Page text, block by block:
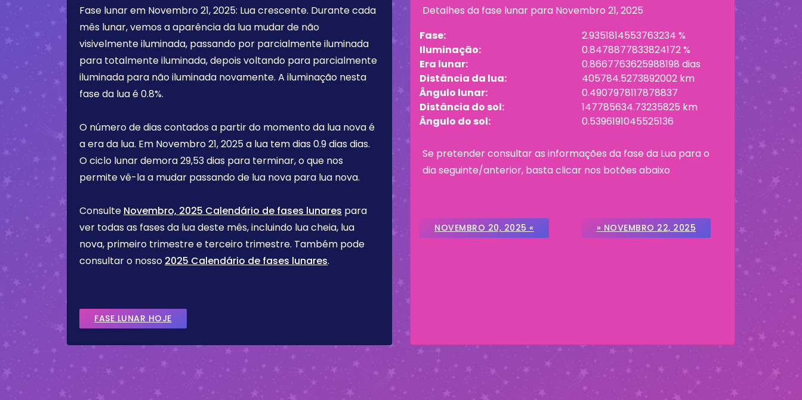
Fase lunar em Novembro 21, 2025: Lua crescente. Durante cada
mês lunar, vemos a aparência da lua mudar de não
visivelmente iluminada, passando por parcialmente iluminada
para totalmente iluminada, depois voltando para parcialmente
iluminada para não iluminada novamente. A iluminação nesta
fase da lua é0.8%.
O número de dias contados a partir do momento da lua nova é
a era da lua. Em Novembro 21, 2025a lua tem dias 0.9 dias dias.
O ciclo lunar demora 29,53 dias para terminar, o que nos
permite vê-la a mudar passando de lua nova para lua nova.
Consulte Novembro, 2025 Calendário de fases lunares para
ver todas as fases da lua deste mês, incluindo lua cheia, lua
nova, primeiro trimestre e terceiro trimestre. Também pode
consultar o nosso 2025 Calendário de fases lunares.
FASE LUNAR HOJE
Detalhes da fase lunar para Novembro 21, 2025
Fase:
2.9351814553763234 %
Iluminação:
0.8478877833824172 %
Era lunar:
0.8667763625988198 dias
Distância da lua:
405784.5273892002 km
Ângulo lunar:
0.4907978117878837
Distância do sol:
147785634.73235825 km
Ângulo do sol:
0.5396191045525136
Se pretender consultar as informações da fase da Lua para o
dia seguinte/anterior, basta clicar nos botões abaixo
NOVEMBRO 20, 2025 « » NOVEMBRO 22, 2025